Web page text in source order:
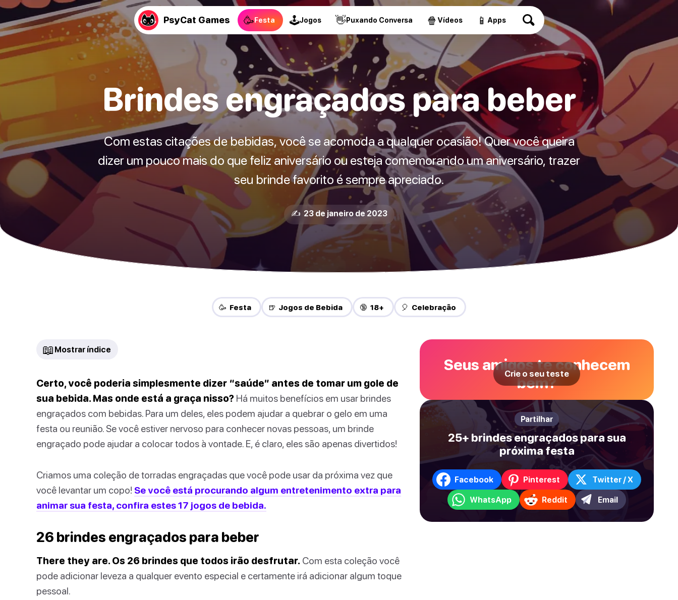
PsyCat Games 🥳Festa 🕹Jogos 👋Puxando Conversa 🍿 Vídeos 📱 Apps
Brindes engraçados para beber
Com estas citações de bebidas, você se acomoda a qualquer ocasião! Quer você queira
dizer um pouco mais do que feliz aniversário ou esteja comemorando um aniversário, trazer
seu brinde favorito é sempre apreciado.
✍️ 23 de janeiro de 2023
🥳 Festa 🍺 Jogos de Bebida 🔞 18+ 🎈 Celebração
📖 Mostrar índice
Certo, você poderia simplesmente dizer “saúde” antes de tomar um gole de
sua bebida. Mas onde está a graça nisso? Há muitos benefícios em usar brindes
engraçados com bebidas. Para um deles, eles podem ajudar a quebrar o gelo em uma
festa ou reunião. Se você estiver nervoso para conhecer novas pessoas, um brinde
engraçado pode ajudar a colocar todos à vontade. E, é claro, eles são apenas divertidos!
Criamos uma coleção de torradas engraçadas que você pode usar da próxima vez que
você levantar um copo! Se você está procurando algum entretenimento extra para
animar sua festa, confira estes 17 jogos de bebida.
26 brindes engraçados para beber
There they are. Os 26 brindes que todos irão desfrutar. Com esta coleção você
pode adicionar leveza a qualquer evento especial e certamente irá adicionar algum toque
pessoal.
Seus amigos te conhecem
bem?
Crie o seu teste
Partilhar
25+ brindes engraçados para sua
próxima festa
Facebook Pinterest Twitter / X
WhatsApp Reddit Email